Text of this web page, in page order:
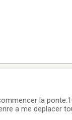
la
a me deplacer